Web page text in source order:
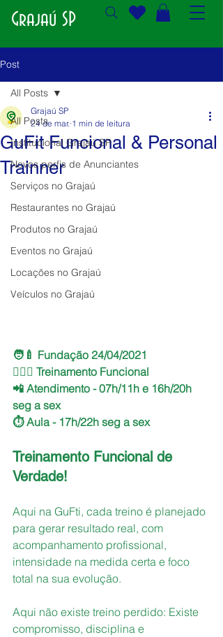
Grajaú SP
Post
All Posts
Institucional Grajaú SP
Novos perfis de Anunciantes
Serviços no Grajaú
Restaurantes no Grajaú
Produtos no Grajaú
Eventos no Grajaú
Locações no Grajaú
Veículos no Grajaú
All Posts
GuFit Funcional & Personal
Trainner
Grajaú SP
24 de mar. 1 min de leitura
🧑‍🍼 Fundação 24/04/2021
🏋🏽‍♂️ Treinamento Funcional
📲 Atendimento - 07h/11h e 16h/20h
seg a sex
⏱️ Aula - 17h/22h seg a sex
Treinamento Funcional de
Verdade!
Aqui na GuFti, cada treino é planejado
para gerar resultado real, com
acompanhamento profissional,
intensidade na medida certa e foco
total na sua evolução.
Aqui não existe treino perdido: Existe
compromisso, disciplina e